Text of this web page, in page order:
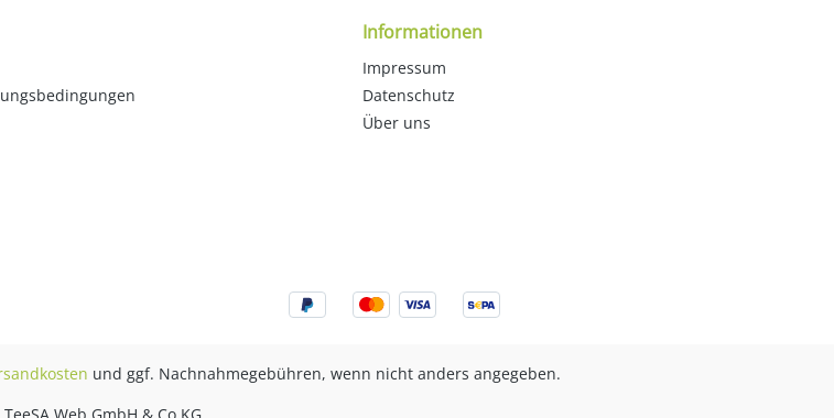
Informationen
Impressum
Datenschutz
Über uns
und ggf. Nachnahmegebühren, wenn nicht anders angegeben.